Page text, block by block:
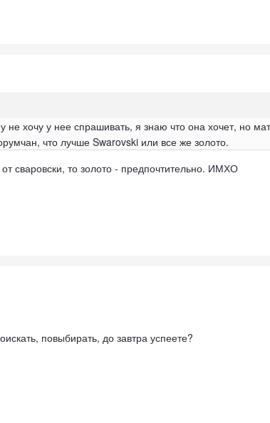
не хочу у нее спрашивать, я знаю что она хочет, но
что лучше Swarovski или все же золото.
сваровски, то золото - предпочтительно. ИМХО
повыбирать, до завтра успеете?